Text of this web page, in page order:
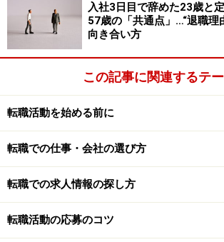
入社3日目で辞めた23歳と
57歳の「共通点」…“退職理
向き合い方
この記事に関連するテ
転職活動を始める前に
転職での仕事・会社の選び方
転職での求人情報の探し方
転職活動の応募のコツ